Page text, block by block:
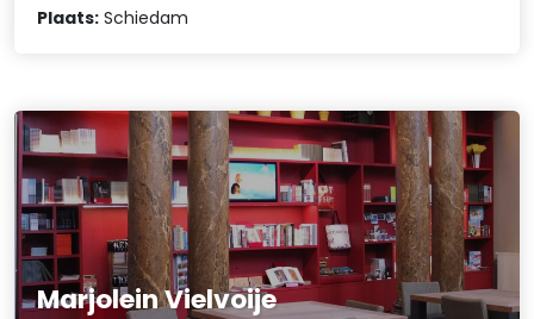
Plaats: Schiedam
Marjolein Vielvoije